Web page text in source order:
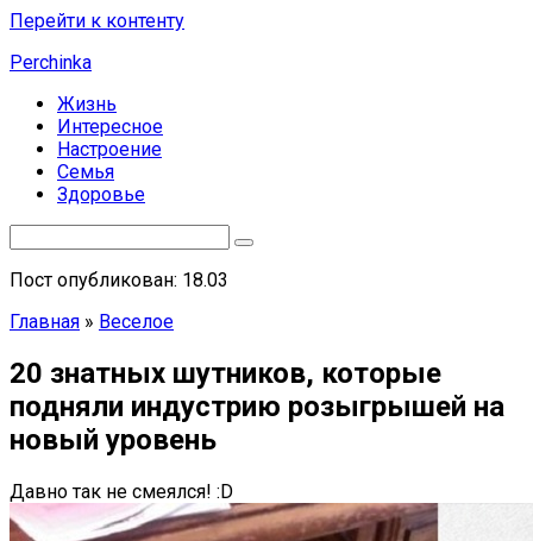
Перейти к контенту
Perchinka
Жизнь
Интересное
Настроение
Семья
Здоровье
Пост опубликован: 18.03
Главная » Веселое
20 знатных шутников, которые
подняли индустрию розыгрышей на
новый уровень
Давно так не смеялся! :D